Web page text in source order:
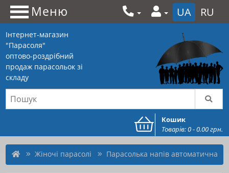
Меню UA RU
Інтернет-магазин
"Парасоля"
оптово-роздрібний
продаж парасольок зі
складу
Кошик
Товарів: 0 - 0.00 грн.
Жіночі парасолі Парасолька напів автоматична